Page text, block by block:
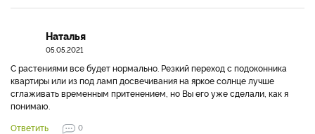
Наталья
05.05.2021
С растениями все будет нормально. Резкий переход с подоконника
квартиры или из под ламп досвечивания на яркое солнце лучше
сглаживать временным притенением, но Вы его уже сделали, как я
понимаю.
Ответить
0